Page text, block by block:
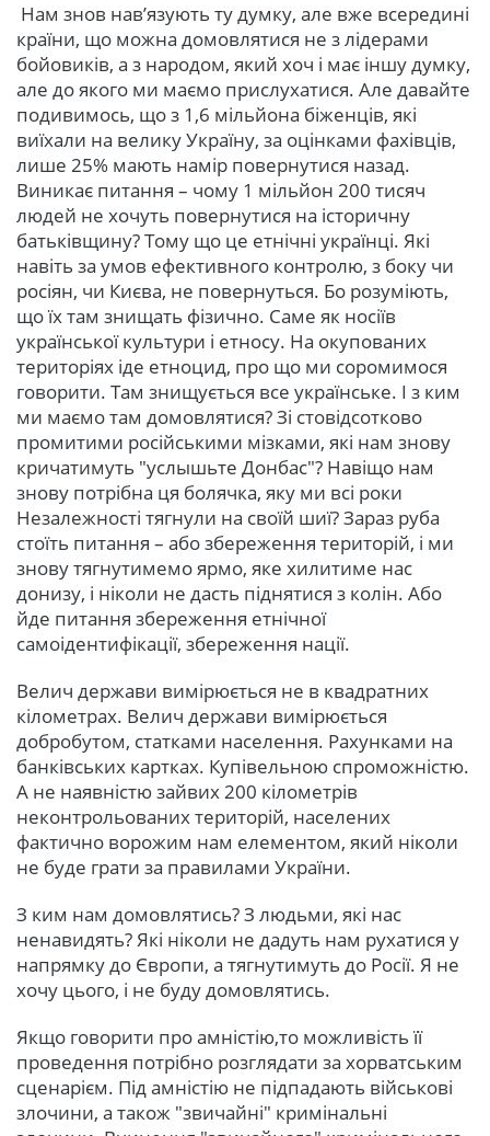
Нам знов нав’язують ту думку, але вже всередині
країни, що можна домовлятися не з лідерами
бойовиків, а з народом, який хоч і має іншу думку,
але до якого ми маємо прислухатися. Але давайте
подивимось, що з 1,6 мільйона біженців, які
виїхали на велику Україну, за оцінками фахівців,
лише 25% мають намір повернутися назад.
Виникає питання – чому 1 мільйон 200 тисяч
людей не хочуть повернутися на історичну
батьківщину? Тому що це етнічні українці. Які
навіть за умов ефективного контролю, з боку чи
росіян, чи Києва, не повернуться. Бо розуміють,
що їх там знищать фізично. Саме як носіїв
української культури і етносу. На окупованих
територіях іде етноцид, про що ми соромимося
говорити. Там знищується все українське. І з ким
ми маємо там домовлятися? Зі стовідсотково
промитими російськими мізками, які нам знову
кричатимуть "услышьте Донбас"? Навіщо нам
знову потрібна ця болячка, яку ми всі роки
Незалежності тягнули на своїй шиї? Зараз руба
стоїть питання – або збереження територій, і ми
знову тягнутимемо ярмо, яке хилитиме нас
донизу, і ніколи не дасть піднятися з колін. Або
йде питання збереження етнічної
самоідентифікації, збереження нації.
Велич держави вимірюється не в квадратних
кілометрах. Велич держави вимірюється
добробутом, статками населення. Рахунками на
банківських картках. Купівельною спроможністю.
А не наявністю зайвих 200 кілометрів
неконтрольованих територій, населених
фактично ворожим нам елементом, який ніколи
не буде грати за правилами України.
З ким нам домовлятись? З людьми, які нас
ненавидять? Які ніколи не дадуть нам рухатися у
напрямку до Європи, а тягнутимуть до Росії. Я не
хочу цього, і не буду домовлятись.
Якщо говорити про амністію,то можливість її
проведення потрібно розглядати за хорватським
сценарієм. Під амністію не підпадають військові
злочини, а також "звичайні" кримінальні